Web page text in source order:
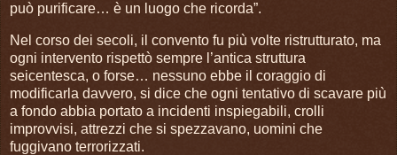
può purificare… è un luogo che ricorda”.
Nel corso dei secoli, il convento fu più volte ristrutturato, ma
ogni intervento rispettò sempre l’antica struttura
seicentesca, o forse… nessuno ebbe il coraggio di
modificarla davvero, si dice che ogni tentativo di scavare più
a fondo abbia portato a incidenti inspiegabili, crolli
improvvisi, attrezzi che si spezzavano, uomini che
fuggivano terrorizzati.